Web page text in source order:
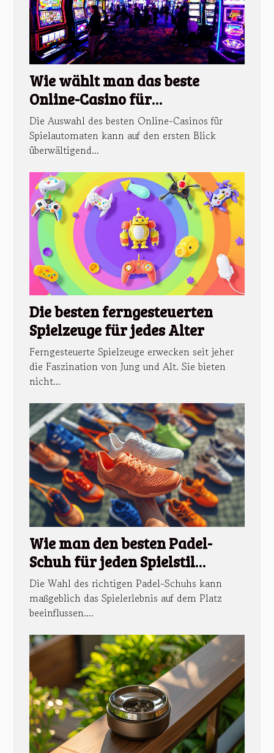
Wie wählt man das beste
Online-Casino für
Spielautomaten aus?
Die Auswahl des besten Online-Casinos für
Spielautomaten kann auf den ersten Blick
überwältigend...
Die besten ferngesteuerten
Spielzeuge für jedes Alter
Ferngesteuerte Spielzeuge erwecken seit jeher
die Faszination von Jung und Alt. Sie bieten
nicht...
Wie man den besten Padel-
Schuh für jeden Spielstil
auswählt
Die Wahl des richtigen Padel-Schuhs kann
maßgeblich das Spielerlebnis auf dem Platz
beeinflussen....